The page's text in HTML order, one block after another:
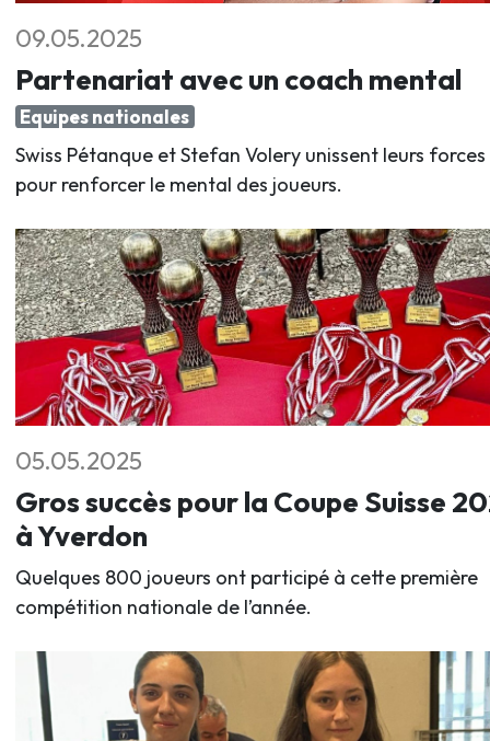
09.05.2025
Partenariat avec un coach mental
Equipes nationales
Swiss Pétanque et Stefan Volery unissent leurs forces
pour renforcer le mental des joueurs.
05.05.2025
Gros succès pour la Coupe Suisse
à Yverdon
Quelques 800 joueurs ont participé à cette première
compétition nationale de l’année.